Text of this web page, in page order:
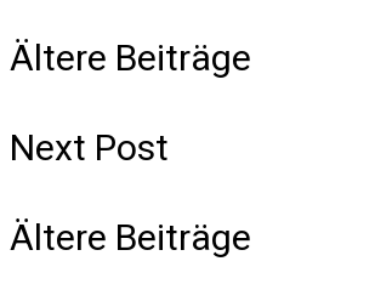
Ältere Beiträge
Next Post
Ältere Beiträge